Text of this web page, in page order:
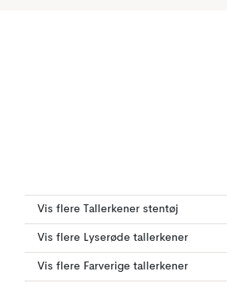
Vis flere Tallerkener stentøj
Vis flere Lyserøde tallerkener
Vis flere Farverige tallerkener